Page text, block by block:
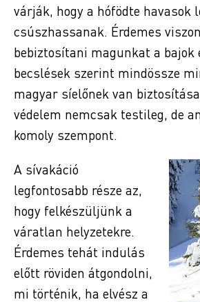
várják, hogy a hófödte havasok
csúszhassanak. Érdemes
bebiztosítani magunkat a bajok
becslések szerint mindössze
magyar síelőnek van
védelem nemcsak testileg, de
komoly szempont.
A sívakáció
legfontosabb része az,
hogy felkészüljünk a
váratlan helyzetekre.
Érdemes tehát indulás
előtt röviden átgondolni,
mi történik, ha elvész a